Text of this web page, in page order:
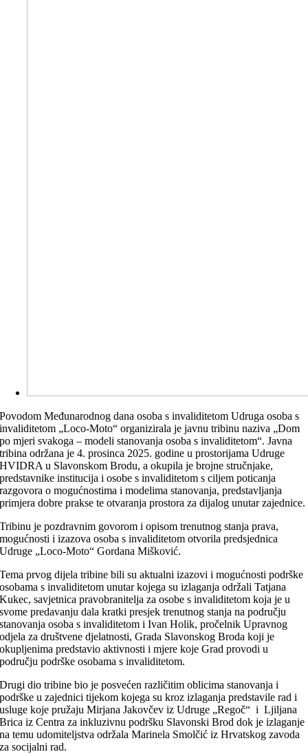
Povodom Međunarodnog dana osoba s invaliditetom Udruga osoba s
invaliditetom „Loco-Moto“ organizirala je javnu tribinu naziva „Dom
po mjeri svakoga – modeli stanovanja osoba s invaliditetom“. Javna
tribina održana je 4. prosinca 2025. godine u prostorijama Udruge
HVIDRA u Slavonskom Brodu, a okupila je brojne stručnjake,
predstavnike institucija i osobe s invaliditetom s ciljem poticanja
razgovora o mogućnostima i modelima stanovanja, predstavljanja
primjera dobre prakse te otvaranja prostora za dijalog unutar zajednice.
Tribinu je pozdravnim govorom i opisom trenutnog stanja prava,
mogućnosti i izazova osoba s invaliditetom otvorila predsjednica
Udruge „Loco-Moto“ Gordana Mišković.
Tema prvog dijela tribine bili su aktualni izazovi i mogućnosti podrške
osobama s invaliditetom unutar kojega su izlaganja održali Tatjana
Kukec, savjetnica pravobranitelja za osobe s invaliditetom koja je u
svome predavanju dala kratki presjek trenutnog stanja na području
stanovanja osoba s invaliditetom i Ivan Holik, pročelnik Upravnog
odjela za društvene djelatnosti, Grada Slavonskog Broda koji je
okupljenima predstavio aktivnosti i mjere koje Grad provodi u
području podrške osobama s invaliditetom.
Drugi dio tribine bio je posvećen različitim oblicima stanovanja i
podrške u zajednici tijekom kojega su kroz izlaganja predstavile rad i
usluge koje pružaju Mirjana Jakovčev iz Udruge „Regoč“ i Ljiljana
Brica iz Centra za inkluzivnu podršku Slavonski Brod dok je izlaganje
na temu udomiteljstva održala Marinela Smolčić iz Hrvatskog zavoda
za socijalni rad.